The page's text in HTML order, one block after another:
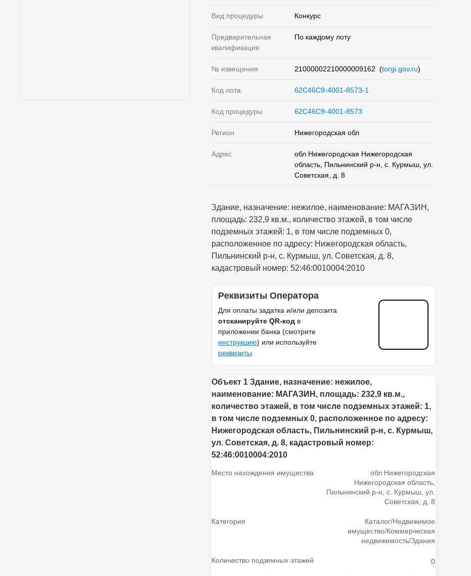
Вид процедуры Конкурс
Предварительная
квалификация
По каждому лоту
№ извещения 21000002210000009162 (torgi.gov.ru)
Код лота 62C46C9-4001-8573-1
Код процедуры 62C46C9-4001-8573
Регион Нижегородская обл
Адрес
обл Нижегородская Нижегородская
область, Пильнинский р-н, с. Курмыш, ул.
Советская, д. 8
Здание, назначение: нежилое, наименование: МАГАЗИН,
площадь: 232,9 кв.м., количество этажей, в том числе
подземных этажей: 1, в том числе подземных 0,
расположенное по адресу: Нижегородская область,
Пильнинский р-н, с. Курмыш, ул. Советская, д. 8,
кадастровый номер: 52:46:0010004:2010
Реквизиты Оператора
Для оплаты задатка и/или депозита
отсканируйте QR-код в
приложении банка (смотрите
инструкцию) или используйте
реквизиты
Объект 1 Здание, назначение: нежилое,
наименование: МАГАЗИН, площадь: 232,9 кв.м.,
количество этажей, в том числе подземных этажей: 1,
в том числе подземных 0, расположенное по адресу:
Нижегородская область, Пильнинский р-н, с. Курмыш,
ул. Советская, д. 8, кадастровый номер:
52:46:0010004:2010
Место нахождения имущества
обл Нижегородская
Нижегородская область,
Пильнинский р-н, с. Курмыш, ул.
Советская, д. 8
Категория
Каталог/Недвижимое
имущество/Коммерческая
недвижимость/Здания
Количество подземных этажей 0